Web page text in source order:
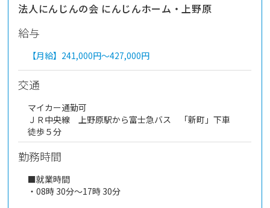
法人にんじんの会 にんじんホーム・上野原
給与
【月給】 241,000円～427,000円
交通
マイカー通勤可
ＪＲ中央線 上野原駅から富士急バス 「新町」下車
徒歩５分
勤務時間
■就業時間
・08時 30分～17時 30分